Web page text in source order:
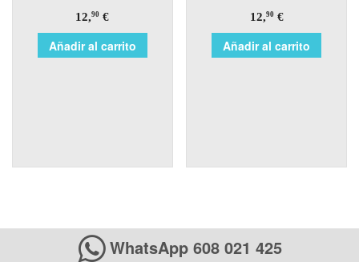
12,90 €
Añadir al carrito
12,90€
Añadir al carrito
WhatsApp 608 021 425